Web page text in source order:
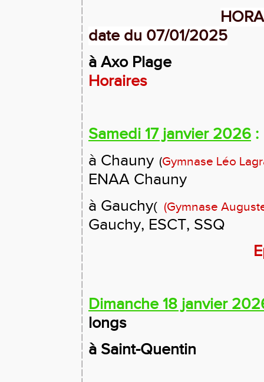
date du 07/01/2025
à Axo Plage
Horaires
Samedi 17 janvier 2026 :
à Chauny (Gymnase Léo
ENAA Chauny
à Gauchy( (Gymnase
Gauchy, ESCT, SSQ
Dimanche 18 janvier
longs
à Saint-Quentin